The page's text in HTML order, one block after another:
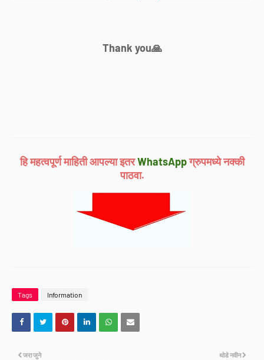
Thank you🙏
हि महत्वपूर्ण माहिती आपल्या इतर WhatsAppग्रुपमध्ये नक्की
पाठवा.
Tags Information
थोडे नवीन
जरा जुने